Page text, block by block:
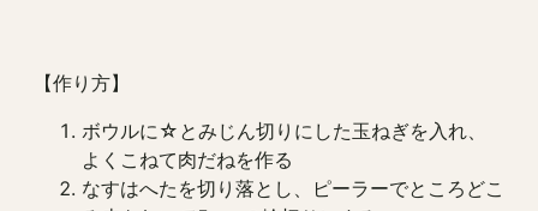
【作り方】
ボウルに☆とみじん切りにした玉ねぎを入れ、
よくこねて肉だねを作る
なすはへたを切り落とし、ピーラーでところどこ